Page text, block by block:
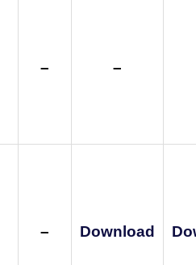
– –
– Download